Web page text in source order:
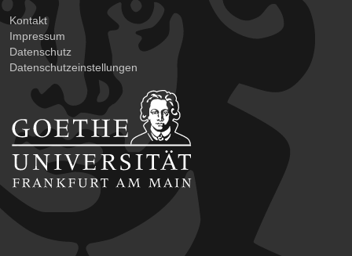
Kontakt
Impressum
Datenschutz
Datenschutzeinstellungen